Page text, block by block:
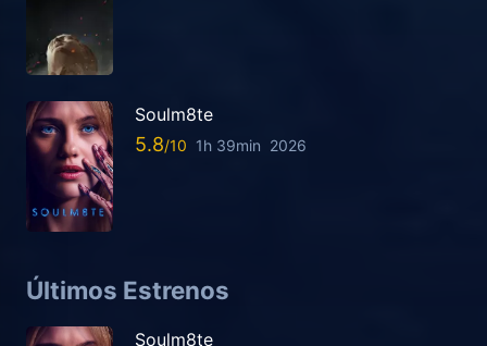
Soulm8te
5.8 1h 39min 2026
Últimos Estrenos
Soulm8te